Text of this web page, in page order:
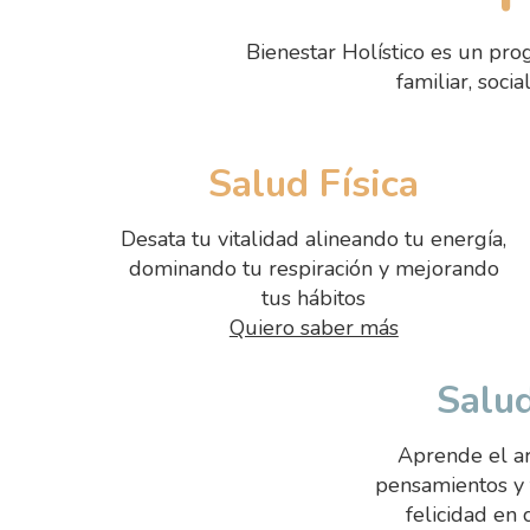
Bienestar Holístico es un
familiar,
Salud Física
Desata tu vitalidad alineando tu energía,
dominando tu respiración y mejorando
tus hábitos
Quiero saber más
Aprende el
pensamientos
felicidad en